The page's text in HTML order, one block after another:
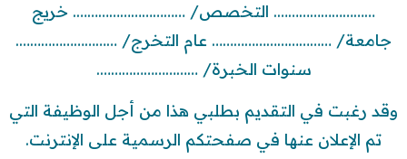
………………………. التخصص/ …………………………. خريج
جامعة/ …………………………… عام التخرج/ ……………………….
سنوات الخبرة/ ……………………….
وقد رغبت في التقديم بطلبي هذا من أجل الوظيفة التي
تم الإعلان عنها في صفحتكم الرسمية على الإنترنت.